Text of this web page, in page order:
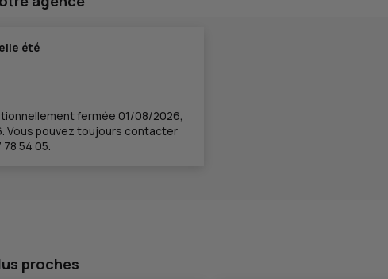
été
fermée 01/08/2026,
Vous pouvez toujours contacter
54 05.
proches